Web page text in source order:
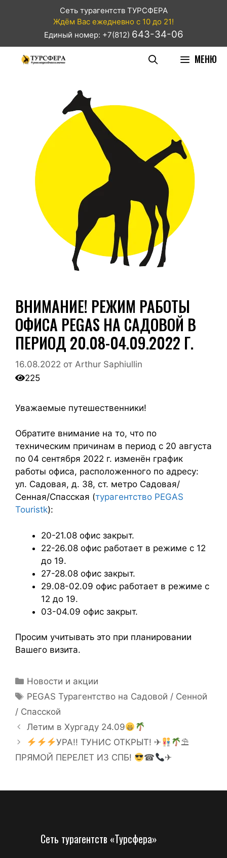
Сеть турагентств ТУРСФЕРА
Ждём Вас ежедневно с 10 до 21!
Единый номер: +7(812) 643-34-06
МЕНЮ
ВНИМАНИЕ! РЕЖИМ РАБОТЫ
ОФИСА PEGAS НА САДОВОЙ В
ПЕРИОД 20.08-04.09.2022 Г.
16.08.2022 от Arthur Saphiullin
225
Уважаемые путешественники!
Обратите внимание на то, что по
техническим причинам в период с 20 августа
по 04 сентября 2022 г. изменён график
работы офиса, расположенного по адресу:
ул. Садовая, д. 38, ст. метро Садовая/
Сенная/Спасская (турагентство PEGAS
Touristk):
20-21.08 офис закрыт.
22-26.08 офис работает в режиме с 12
до 19.
27-28.08 офис закрыт.
29.08-02.09 офис работает в режиме с
12 до 19.
03-04.09 офис закрыт.
Просим учитывать это при планировании
Вашего визита.
Новости и акции
PEGAS Турагентство на Садовой / Сенной
/ Спасской
Летим в Хургаду 24.09
УРА!! ТУНИС ОТКРЫТ! ✈
⛱
ПРЯМОЙ ПЕРЕЛЕТ ИЗ СПБ!
☎ ✈
Сеть турагентств «Турсфера»